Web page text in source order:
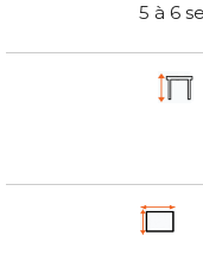
5 à 6